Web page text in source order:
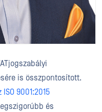
is összpontosított.
9001:2015
és